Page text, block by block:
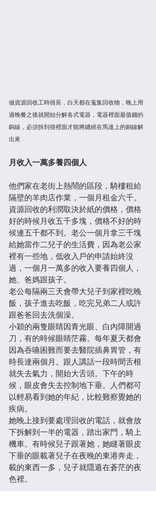
做資源回收工時很長，白天都在蒐集回收物，晚上用
過晚餐之後就開始分解各式電器，電器裡面最值錢的
銅線，必須拆到很裡面才能將纏繞在馬達上的銅線解
出來
月收入一萬多養四個人
他們家在老街上熱鬧的區段，騎樓租給
隔壁的羊肉店作業，一個月租金六千。
資源回收的利潤取決於紙的價格，價格
好的時候月收五千多塊，價格不好的時
候連五千都不到。老公一個月拿三千塊
給她當作二兒子的生活費，因為老公家
裡有一些地，低收入戶的申請始終沒
過，一個月一萬多的收入要養四個人，
她、爸媽跟孩子。
老公每隔兩三天會帶大兒子到家裡吃晚
飯，孩子進去吃飯，吃完兄弟二人或許
跟爸爸回去洗個澡。
小穎的兩隻眼睛因青光眼、白內障開過
刀，有的時候眼睛茫霧。每年夏天都會
因為吞嚥困難而要去醫院插鼻胃管，有
時長達兩個月。跟人講話一段時間舌根
就失去氣力，開始大舌頭。下午的時
候，眼皮會失去控制地下垂。人們都可
以輕易看到她的年紀，比較難察覺她的
疾病。
她晚上接到要處理回收的電話，就會放
下拆解到一半的電器，踏出家門，騎上
機車。有時候兒子跟著她，她瞇著眼皮
下垂的眼載著兒子在夜晚的東港奔走，
載的東西一多，兒子就隱遁在蒼茫的夜
色裡。